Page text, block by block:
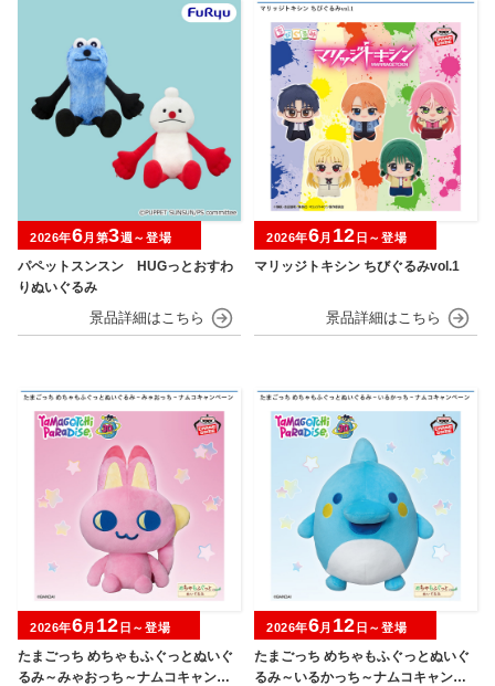
パペットスンスン HUGっとおすわ
りぬいぐるみ
2026年6月第3週～登場
マリッジトキシン ちびぐるみvol.1
2026年6月 12 日～登場
たまごっち めちゃもふぐっとぬいぐ
るみ～みゃおっち～ナムコキャンペ
2026年6月 12 日～登場
たまごっち めちゃもふぐっとぬいぐ
るみ～いるかっち～ナムコキャンペ
2026年6月 12 日～登場